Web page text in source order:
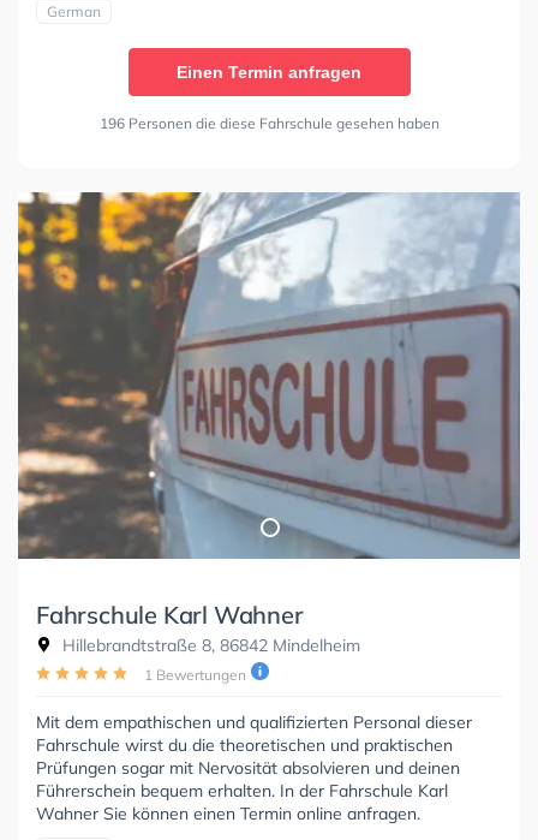
German
Einen Termin anfragen
196 Personen die diese Fahrschule gesehen haben
Fahrschule Karl Wahner
Hillebrandtstraße 8, 86842 Mindelheim
1 Bewertungen
Mit dem empathischen und qualifizierten Personal dieser
Fahrschule wirst du die theoretischen und praktischen
Prüfungen sogar mit Nervosität absolvieren und deinen
Führerschein bequem erhalten. In der Fahrschule Karl
Wahner Sie können einen Termin online anfragen.